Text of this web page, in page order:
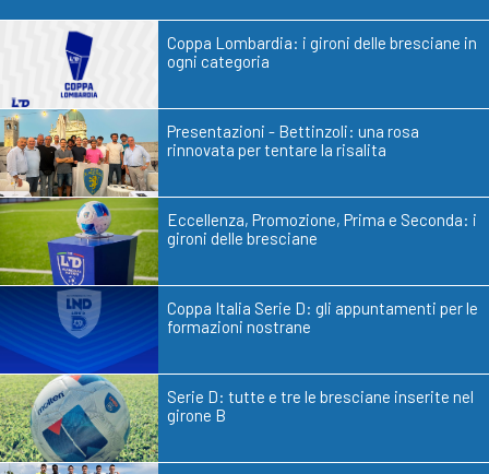
Coppa Lombardia: i gironi delle bresciane in
ogni categoria
Presentazioni - Bettinzoli: una rosa
rinnovata per tentare la risalita
Eccellenza, Promozione, Prima e Seconda: i
gironi delle bresciane
Coppa Italia Serie D: gli appuntamenti per le
formazioni nostrane
Serie D: tutte e tre le bresciane inserite nel
girone B